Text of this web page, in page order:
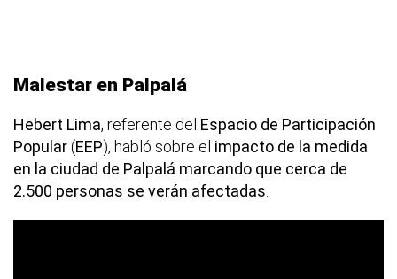
Malestar en Palpalá
Hebert Lima, referente del Espacio de Participación
Popular (EEP), habló sobre el impacto de la medida
en la ciudad de Palpalá marcando que cerca de
2.500 personas se verán afectadas